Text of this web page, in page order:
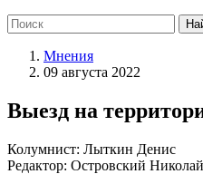
Мнения
09 августа 2022
Выезд на
Колумнист: Лыткин Денис
Редактор: Островский Николай